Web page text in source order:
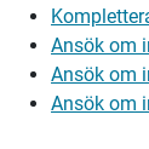
Ansök om
Ansök om
Ansök om